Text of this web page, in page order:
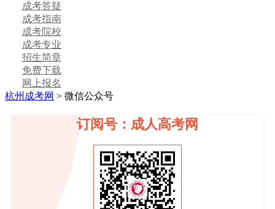
成考答疑
成考指南
成考院校
成考专业
招生简章
免费下载
网上报名
杭州成考网 > 微信公众号
订阅号：成人高考网